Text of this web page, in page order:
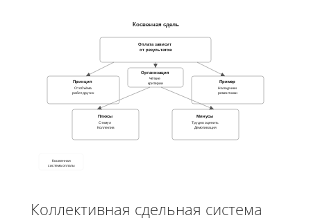
Косвенная сдель
Оплата зависит
от результатов
Организация
Чёткие
критерии
Принцип
От объёма
работ других
Пример
Наладчики
ремонтники
Плюсы
Стимул
Коллектив
Минусы
Трудно оценить
Демотивация
Косвенная
система оплаты
Коллективная сдельная система